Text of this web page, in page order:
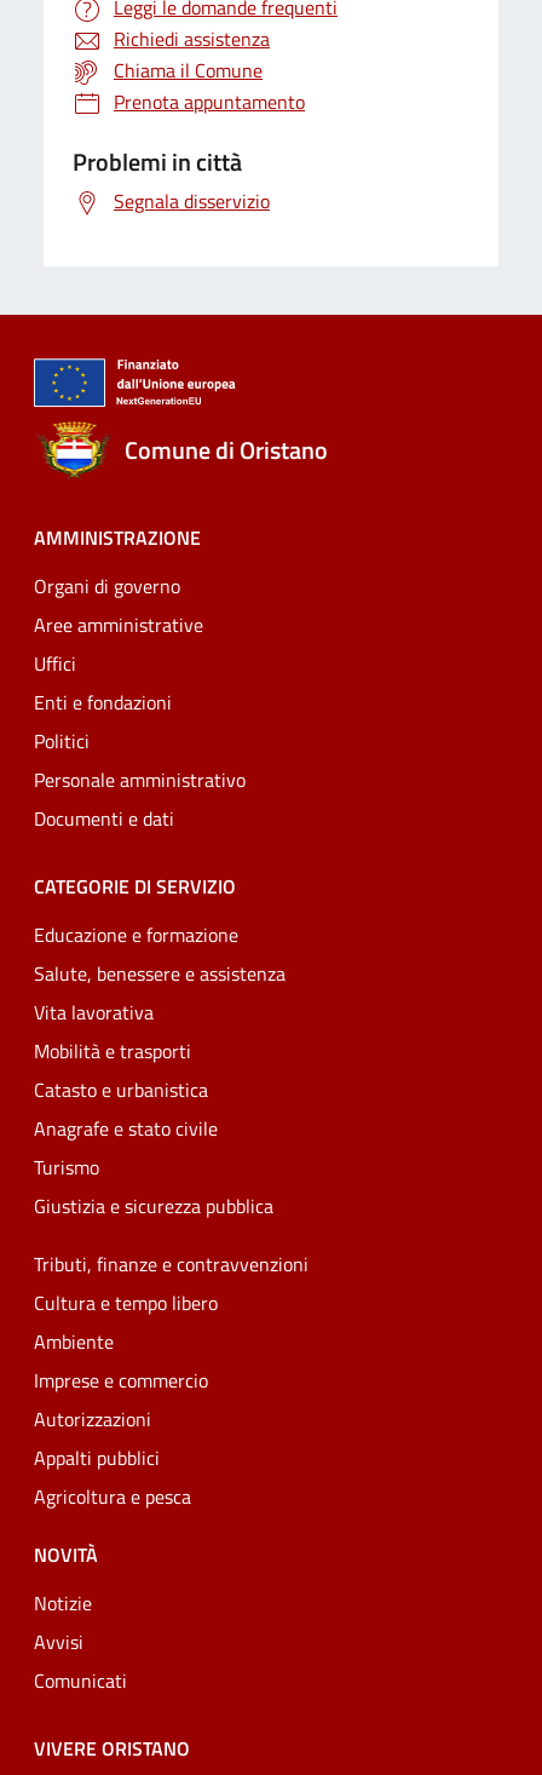
Leggi le domande frequenti
Richiedi assistenza
Chiama il Comune
Prenota appuntamento
Problemi in città
Segnala disservizio
Comune di Oristano
AMMINISTRAZIONE
Organi di governo
Aree amministrative
Uffici
Enti e fondazioni
Politici
Personale amministrativo
Documenti e dati
CATEGORIE DI SERVIZIO
Educazione e formazione
Salute, benessere e assistenza
Vita lavorativa
Mobilità e trasporti
Catasto e urbanistica
Anagrafe e stato civile
Turismo
Giustizia e sicurezza pubblica
Tributi, finanze e contravvenzioni
Cultura e tempo libero
Ambiente
Imprese e commercio
Autorizzazioni
Appalti pubblici
Agricoltura e pesca
NOVITÀ
Notizie
Avvisi
Comunicati
VIVERE ORISTANO